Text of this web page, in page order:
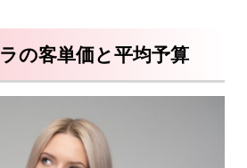
の客単価と平均予算